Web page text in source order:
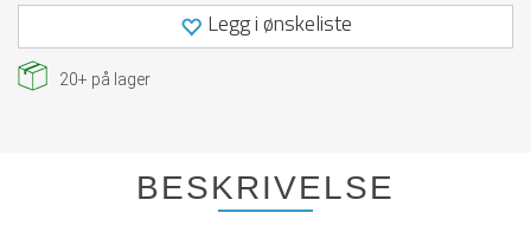
Legg i ønskeliste
20+ på lager
BESKRIVELSE